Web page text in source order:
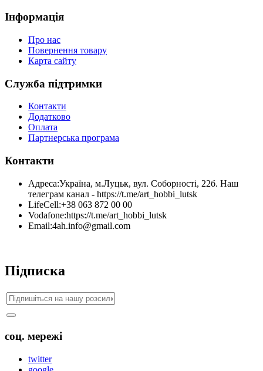
Інформація
Про нас
Повернення товару
Карта сайту
Служба підтримки
Контакти
Додатково
Оплата
Партнерська програма
Контакти
Адреса:Україна, м.Луцьк, вул. Соборності, 22б. Наш
телеграм канал - https://t.me/art_hobbi_lutsk
LifeCell:+38 063 872 00 00
Vodafone:https://t.me/art_hobbi_lutsk
Email:4ah.info@gmail.com
Підписка
соц. мережі
twitter